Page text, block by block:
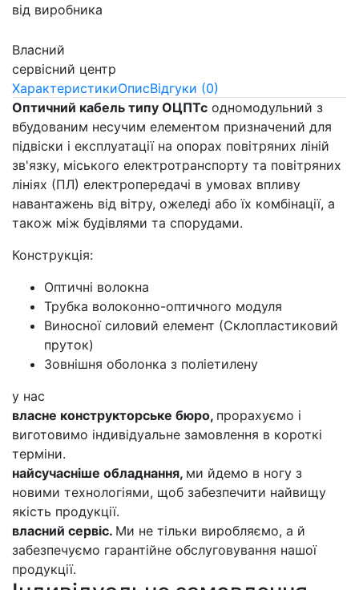
від виробника
Власний
сервісний центр
ХарактеристикиОписВідгуки (0)
Оптичний кабель типу ОЦПТс одномодульний з
вбудованим несучим елементом призначений для
підвіски і експлуатації на опорах повітряних ліній
зв'язку, міського електротранспорту та повітряних
лініях (ПЛ) електропередачі в умовах впливу
навантажень від вітру, ожеледі або їх комбінації, а
також між будівлями та спорудами.
Конструкція:
Оптичні волокна
Трубка волоконно-оптичного модуля
Виносної силовий елемент (Склопластиковий
пруток)
Зовнішня оболонка з поліетилену
у нас
власне конструкторське бюро, прорахуємо і
виготовимо індивідуальне замовлення в короткі
терміни.
найсучасніше обладнання, ми йдемо в ногу з
новими технологіями, щоб забезпечити найвищу
якість продукції.
власний сервіс. Ми не тільки виробляємо, а й
забезпечуємо гарантійне обслуговування нашої
продукції.